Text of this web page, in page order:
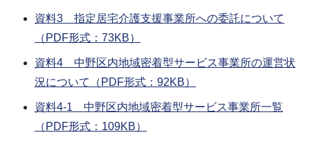
資料3 指定居宅介護支援事業所への委託について
（PDF形式：73KB）
資料4 中野区内地域密着型サービス事業所の運営状
況について（PDF形式：92KB）
資料4-1 中野区内地域密着型サービス事業所一覧
（PDF形式：109KB）